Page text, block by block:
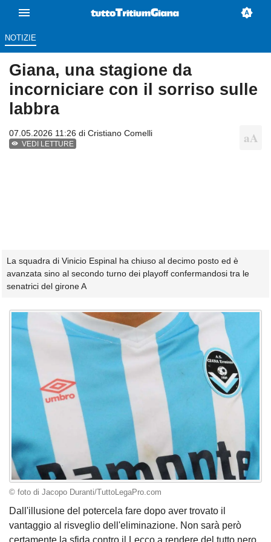
NOTIZIE
Giana, una stagione da
incorniciare con il sorriso sulle
labbra
07.05.2026 11:26 di Cristiano Comelli
VEDI LETTURE
La squadra di Vinicio Espinal ha chiuso al decimo posto ed è
avanzata sino al secondo turno dei playoff confermandosi tra le
senatrici del girone A
© foto di Jacopo Duranti/TuttoLegaPro.com
Dall'illusione del potercela fare dopo aver trovato il
vantaggio al risveglio dell'eliminazione. Non sarà però
certamente la sfida contro il Lecco a rendere del tutto nero